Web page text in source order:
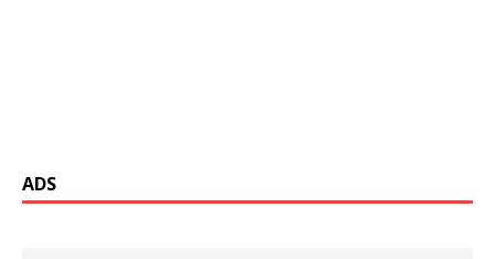
ADS